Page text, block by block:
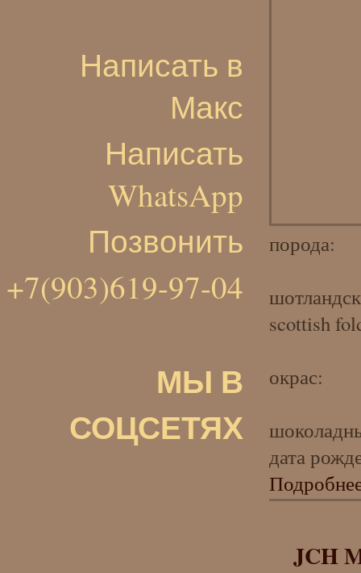
Написать в
Макс
Написать
WhatsApp
Позвонить
+7(903)619-97-04
МЫ В
СОЦСЕТЯХ
порода:
scottish
окрас:
дата
JCH